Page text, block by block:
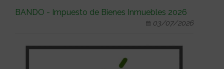
BANDO - Impuesto de Bienes Inmuebles 2026
03/07/2026